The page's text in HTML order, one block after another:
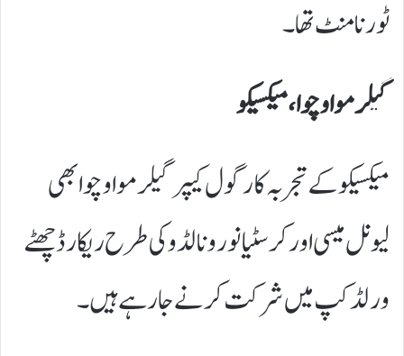
ٹورنامنٹ تھا۔
گیلرمو اوچوا، میکسیکو
میکسیکو کے تجربہ کار گول کیپر گیلرمو اوچوا بھی
لیونل میسی اور کرسٹیانو رونالڈو کی طرح ریکارڈ چھٹے
ورلڈ کپ میں شرکت کرنے جا رہے ہیں۔